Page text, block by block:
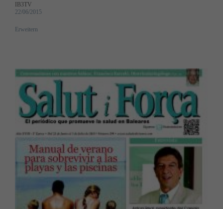
IB3TV
22/06/2015
Erweitern